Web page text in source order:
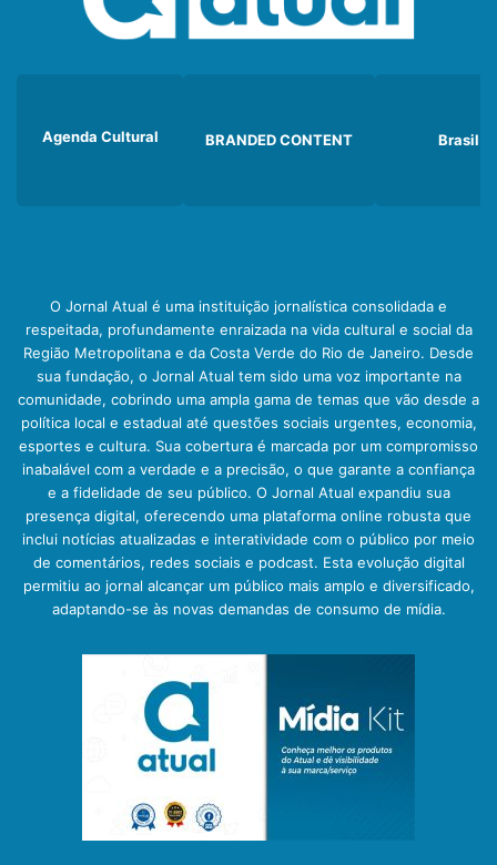
Agenda Cultural BRANDED CONTENT Brasil
O Jornal Atual é uma instituição jornalística consolidada e
respeitada, profundamente enraizada na vida cultural e social da
Região Metropolitana e da Costa Verde do Rio de Janeiro. Desde
sua fundação, o Jornal Atual tem sido uma voz importante na
comunidade, cobrindo uma ampla gama de temas que vão desde a
política local e estadual até questões sociais urgentes, economia,
esportes e cultura. Sua cobertura é marcada por um compromisso
inabalável com a verdade e a precisão, o que garante a confiança
e a fidelidade de seu público. O Jornal Atual expandiu sua
presença digital, oferecendo uma plataforma online robusta que
inclui notícias atualizadas e interatividade com o público por meio
de comentários, redes sociais e podcast. Esta evolução digital
permitiu ao jornal alcançar um público mais amplo e diversificado,
adaptando-se às novas demandas de consumo de mídia.